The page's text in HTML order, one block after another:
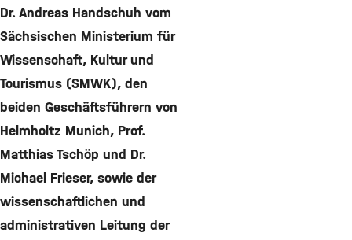
Dr. Andreas Handschuh vom
Sächsischen Ministerium für
Wissenschaft, Kultur und
Tourismus (SMWK), den
beiden Geschäftsführern von
Helmholtz Munich, Prof.
Matthias Tschöp und Dr.
Michael Frieser, sowie der
wissenschaftlichen und
administrativen Leitung der